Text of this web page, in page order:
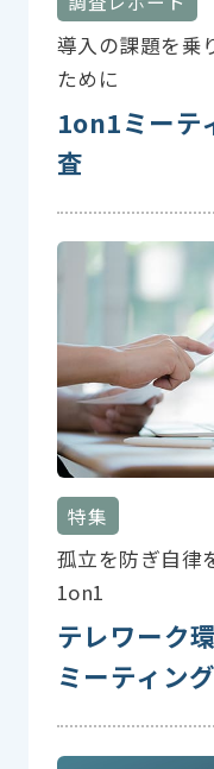
導入の課題を乗
ために
1on1ミーテ
査
特集
孤立を防ぎ自律
1on1
テレワーク
ミーティン